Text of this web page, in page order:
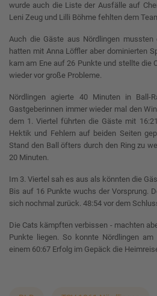
wurde auch die Liste der Ausfälle auf
Leni Zeug und Lilli Böhme fehlten dem
Auch die Gäste aus Nördlingen
hatten mit Anna Löffler aber dominierten
kam am Ene auf 26 Punkte und stellte die
wieder vor große Probleme.
Nördlingen agierte 40 Minuten in Ball-
Gastgeberinnen immer wieder mal den
dem 1. Viertel führten die Gäste mit
Hektik und Fehlern auf beiden Seiten
Stand den Ball öfters durch den Ring zu
20 Minuten.
Im 3. Viertel sah es aus als könnten die
Bis auf 16 Punkte wuchs der Vorsprung.
sich nochmal zurück. 48:54 vor dem
Die Cats kämpften verbissen - machten
Punkte liegen. So konnte Nördlingen
einem 60:67 Erfolg im Gepäck die